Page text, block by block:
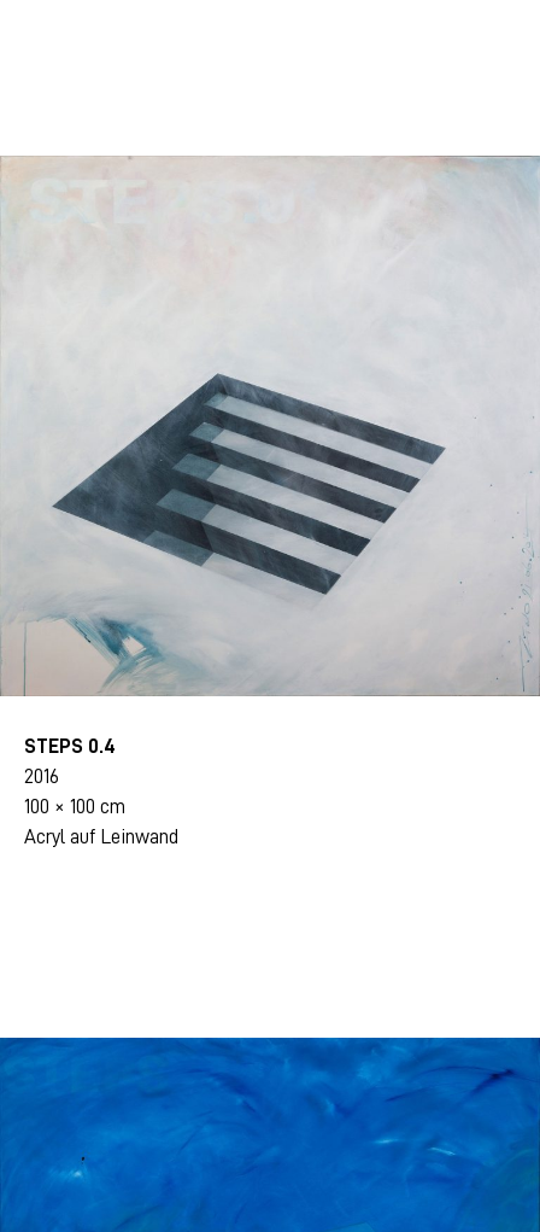
STEPS 0.4
2016
100 × 100 cm
Acryl auf Leinwand